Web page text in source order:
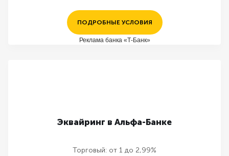
ПОДРОБНЫЕ УСЛОВИЯ
Реклама банка «Т-Банк»
Эквайринг в Альфа-Банке
Торговый: от 1 до 2,99%